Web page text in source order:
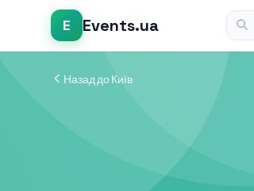
E Events.ua
Назад до Київ